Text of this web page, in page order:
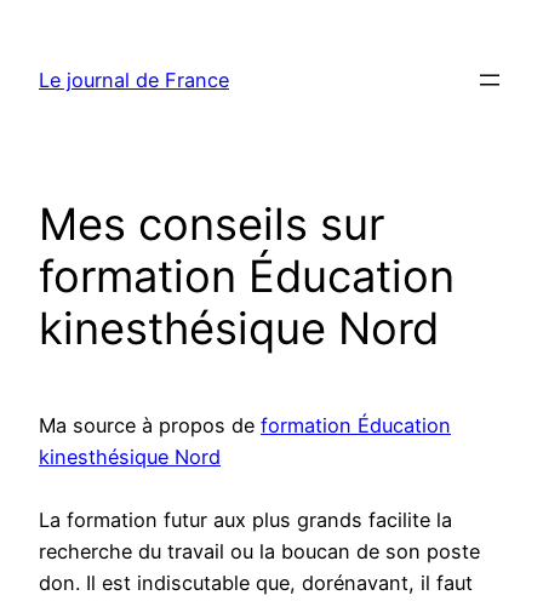
contenu
Le journal de France
Mes conseils sur
formation Éducation
kinesthésique Nord
Ma source à propos de formation Éducation
kinesthésique Nord
La formation futur aux plus grands facilite la
recherche du travail ou la boucan de son poste
don. Il est indiscutable que, dorénavant, il faut